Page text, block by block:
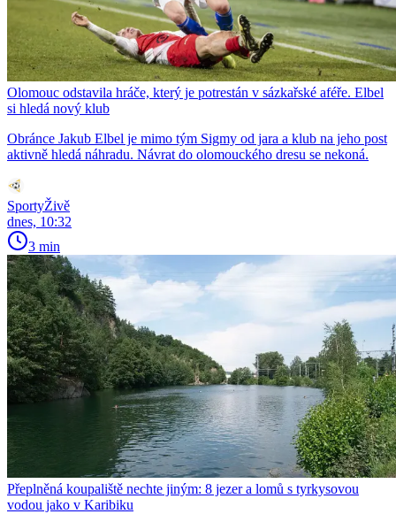
Olomouc odstavila hráče, který je potrestán v sázkařské aféře. Elbel
si hledá nový klub
Obránce Jakub Elbel je mimo tým Sigmy od jara a klub na jeho post
aktivně hledá náhradu. Návrat do olomouckého dresu se nekoná.
SportyŽivě
dnes, 10:32
3 min
Přeplněná koupaliště nechte jiným: 8 jezer a lomů s tyrkysovou
vodou jako v Karibiku